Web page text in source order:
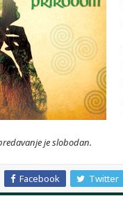
je slobodan.
Facebook Twitter